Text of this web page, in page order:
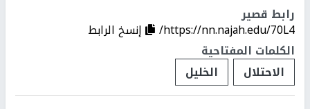
رابط قصير
https://nn.najah.edu/70L4/
إنسخ الرابط
الكلمات المفتاحية
الاحتلال
الخليل